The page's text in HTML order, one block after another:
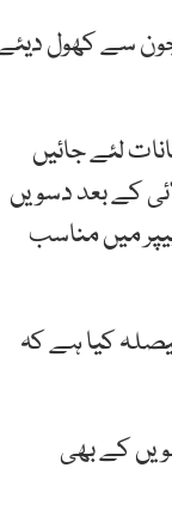
نے کہا کہ تمام صوبوں کی مشاورت کے بعد فیصلہ کیا ہے کہ تمام تعلیمی ادارے 7 جون سے
کیا تھا کہ 24 جون کے بعد امتحانات لئے جائیں
بچوں کو امتحانات کی تیاری کیلئے وقت دیا جانا چاہیے اور اب 10 جولائی کے بعد دسویں
میں مناسب
کیا ہے کہ
کے بھی